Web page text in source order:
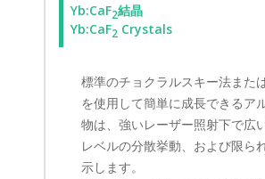
Yb:CaF2結晶
Yb:CaF2 Crystals
標準のチョクラルスキー法また
を使用して簡単に成長できるア
物は、強いレーザー照射下で広
レベルの分散挙動、および限ら
示します。